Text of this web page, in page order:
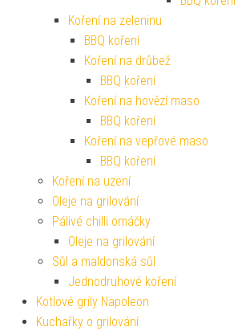
Koření na zeleninu
BBQ koření
Koření na drůbež
BBQ koření
Koření na hovězí maso
BBQ koření
Koření na vepřové maso
BBQ koření
Koření na uzení
Oleje na grilování
Pálivé chilli omáčky
Oleje na grilování
Sůl a maldonská sůl
Jednodruhové koření
Kotlové grily Napoleon
Kuchařky o grilování